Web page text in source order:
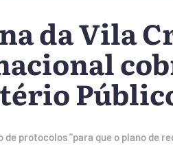
da Vila
de protocolos "para que o plano de